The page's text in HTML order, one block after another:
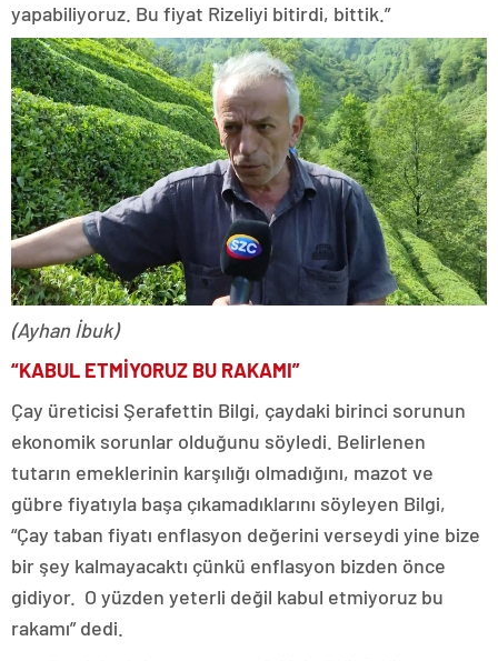
yapabiliyoruz. Bu fiyat Rizeliyi bitirdi, bittik.”
(Ayhan İbuk)
“KABUL ETMİYORUZ BU RAKAMI”
Çay üreticisi Şerafettin Bilgi, çaydaki birinci sorunun
ekonomik sorunlar olduğunu söyledi. Belirlenen
tutarın emeklerinin karşılığı olmadığını, mazot ve
gübre fiyatıyla başa çıkamadıklarını söyleyen Bilgi,
“Çay taban fiyatı enflasyon değerini verseydi yine bize
bir şey kalmayacaktı çünkü enflasyon bizden önce
gidiyor. O yüzden yeterli değil kabul etmiyoruz bu
rakamı” dedi.